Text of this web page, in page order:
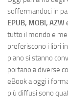
soffermandoci in
EPUB, MOBI, AZW
tutto il mondo e
preferiscono i libri
piano si stanno
portano a diverse
eBook a oggi i
più diffusi sono